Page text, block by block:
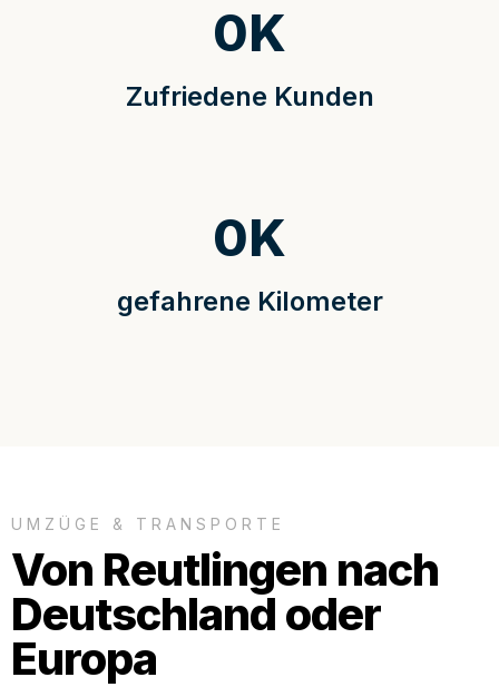
Zufriedene Kunden
0K
gefahrene Kilometer
0K
UMZÜGE & TRANSPORTE
Von Reutlingen nach
Deutschland oder
Europa